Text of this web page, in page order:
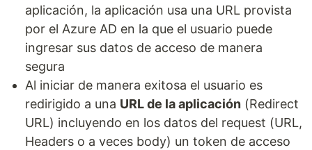
aplicación, la aplicación usa una URL provista
por el Azure AD en la que el usuario puede
ingresar sus datos de acceso de manera
segura
Al iniciar de manera exitosa el usuario es
redirigido a una URL de la aplicación (Redirect
URL) incluyendo en los datos del request (URL,
Headers o a veces body) un token de acceso